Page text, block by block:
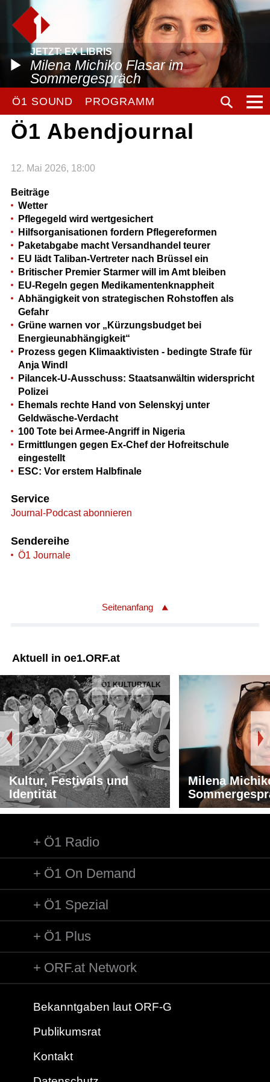
JETZT: EX LIBRIS
Milena Michiko Flasar im
Sommergespräch
Ö1 SOUND PROGRAMM
Ö1 Abendjournal
12. Mai 2026, 18:00
Beiträge
Wetter
Pflegegeld wird wertgesichert
Hilfsorganisationen fordern Pflegereformen
Paketabgabe macht Versandhandel teurer
EU lädt Taliban-Vertreter nach Brüssel ein
Britischer Premier Starmer will im Amt bleiben
EU-Regeln gegen Medikamentenknappheit
Abhängigkeit von strategischen Rohstoffen als
Gefahr
Grüne warnen vor „Kürzungsbudget bei
Energieunabhängigkeit“
Prozess gegen Klimaaktivisten - bedingte Strafe für
Anja Windl
Pilancek-U-Ausschuss: Staatsanwältin widerspricht
Polizei
Ehemals rechte Hand von Selenskyj unter
Geldwäsche-Verdacht
100 Tote bei Armee-Angriff in Nigeria
Ermittlungen gegen Ex-Chef der Hofreitschule
eingestellt
ESC: Vor erstem Halbfinale
Service
Journal-Podcast abonnieren
Sendereihe
Ö1 Journale
Seitenanfang
Aktuell in oe1.ORF.at
Ö1 KULTURTALK
Kultur, Festivals und
Identität
Milena
Ö1 Radio
Ö1 On Demand
Ö1 Spezial
Ö1 Plus
ORF.at Network
Bekanntgaben laut ORF-G
Publikumsrat
Kontakt